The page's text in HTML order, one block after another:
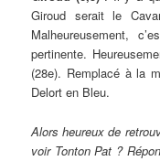
Giroud serait le
Malheureusement,
pertinente.
(28e). Remplacé à la
Delort en Bleu.
Alors heureux de
voir Tonton Pat ?